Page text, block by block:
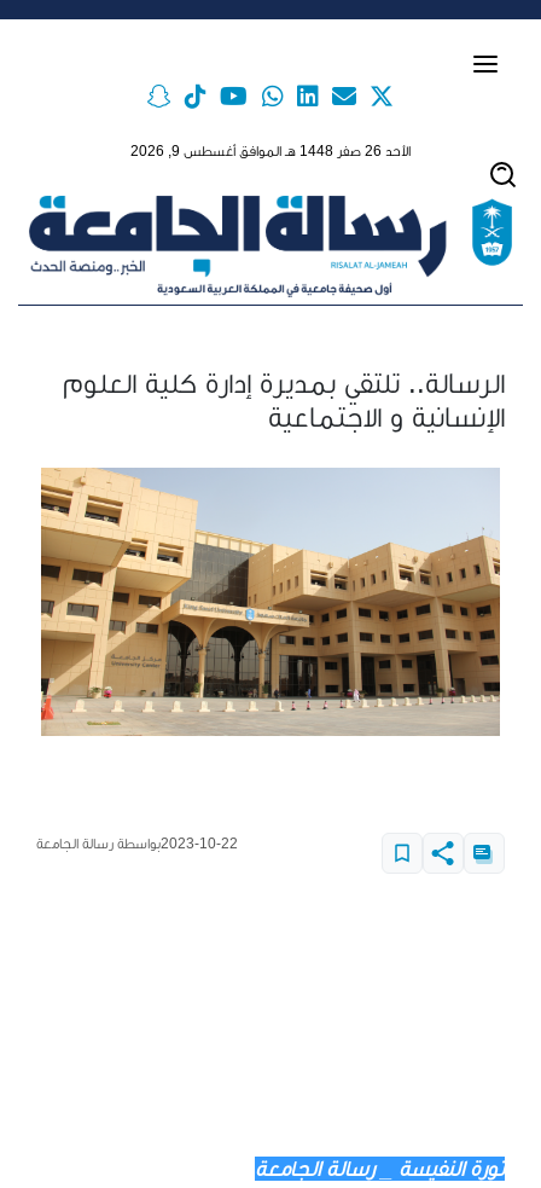
الأحد 26 صفر 1448 هـ الموافق أغسطس 9, 2026
الرسالة.. تلتقي بمديرة إدارة كلية العلوم
الإنسانية و الاجتماعية
2023-10-22بواسطة رسالة الجامعة
نورة النفيسة _ رسالة الجامعة